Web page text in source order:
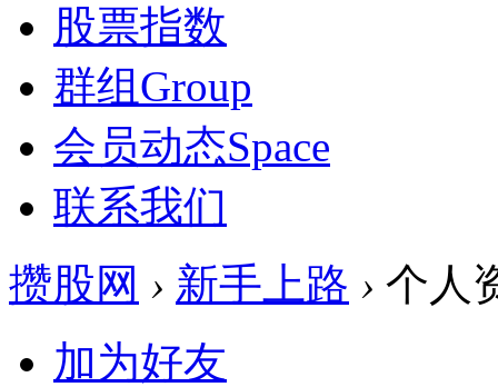
股票指数
群组 Group
会员动态Space
联系我们
攒股网 › 新手上路 › 个人
加为好友